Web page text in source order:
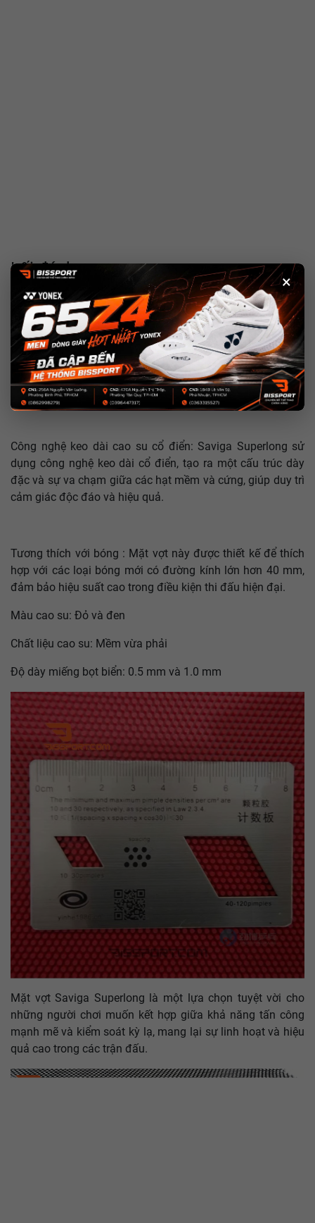
×
Lối đánh
Tấn công và kiểm soát: Mặt vợt này được khuyến khích
cho những người chơi có phong cách muốn kiểm soát tốt
các đường bóng kỳ lạ và biến hóa.
Kiểm soát bóng ngắn: Khả năng kiểm soát tốt trong vùng
lưới giúp người chơi dễ dàng thực hiện các cú đánh ngắn
và chiến thuật phòng thủ.
Công nghệ keo dài cao su cổ điển: Saviga Superlong sử
dụng công nghệ keo dài cổ điển, tạo ra một cấu trúc dày
đặc và sự va chạm giữa các hạt mềm và cứng, giúp duy trì
cảm giác độc đáo và hiệu quả.
Tương thích với bóng : Mặt vợt này được thiết kế để thích
hợp với các loại bóng mới có đường kính lớn hơn 40 mm,
đảm bảo hiệu suất cao trong điều kiện thi đấu hiện đại.
Màu cao su: Đỏ và đen
Chất liệu cao su: Mềm vừa phải
Độ dày miếng bọt biển: 0.5 mm và 1.0 mm